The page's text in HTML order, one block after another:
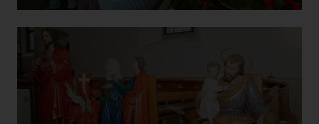
_gac_--
property-
Wenn Sie Ihr Google
Analytics- und Ihr Google
Effizienzmessung dieses
Cookie lesen, sofern Sie dies
nicht deaktivieren.